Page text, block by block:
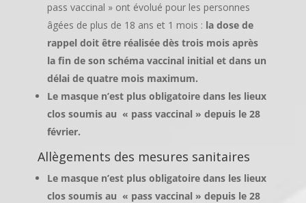
pass vaccinal » ont évolué pour les personnes
âgées de plus de 18 ans et 1 mois : la dose de
rappel doit être réalisée dès trois mois après
la fin de son schéma vaccinal initial et dans un
délai de quatre mois maximum.
Le masque n’est plus obligatoire dans les lieux
clos soumis au « pass vaccinal » depuis le 28
février.
Allègements des mesures sanitaires
Le masque n’est plus obligatoire dans les lieux
clos soumis au « pass vaccinal » depuis le 28